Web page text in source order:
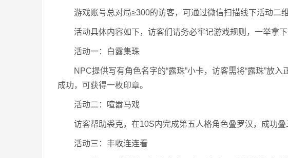
游戏账号总对局≥300的访客，可通过微信扫描线下活动二维
活动具体内容如下，访客们请务必牢记游戏规则，一举拿下
活动一：白露集珠
NPC提供写有角色名字的“露珠”小卡，访客需将“露珠”放入
成功，可获得一枚印章。
活动二：喧嚣马戏
访客帮助裘克，在10S内完成第五人格角色叠罗汉，成功叠
活动三：丰收连连看